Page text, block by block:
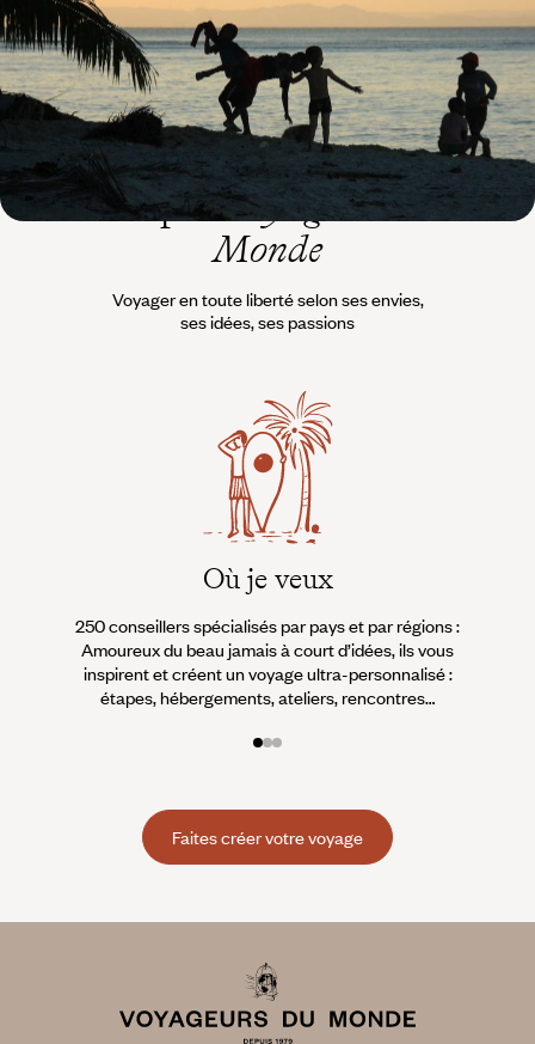
15 jours, de 7200 à 8700 $ CA
L’espritVoyageurs du
Monde
Voyager en toute liberté selon ses envies,
ses idées, ses passions
Où je veux
250 conseillers spécialisés par pays et par régions :
Amoureux du beau jamais à court d’idées, ils vous
inspirent et créent un voyage ultra-personnalisé :
étapes, hébergements, ateliers, rencontres…
Faites créer votre voyage